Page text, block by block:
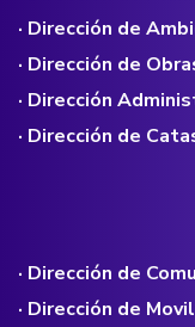
· Dirección de
· Dirección de
· Dirección
· Dirección de
· Dirección de
· Dirección de